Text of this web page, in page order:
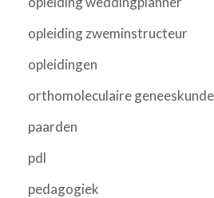
opleiding zweminstructeur
opleidingen
orthomoleculaire
paarden
pdl
pedagogiek